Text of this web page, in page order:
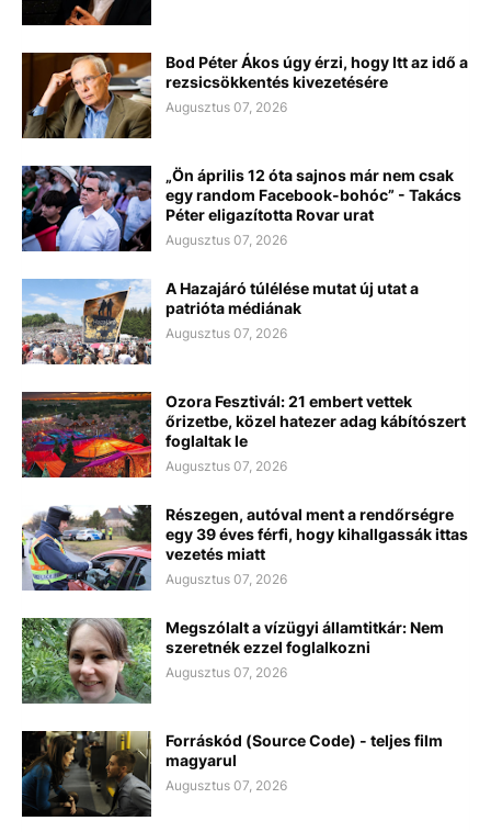
Bod Péter Ákos úgy érzi, hogy Itt az idő a
rezsicsökkentés kivezetésére
Augusztus 07, 2026
„Ön április 12 óta sajnos már nem csak
egy random Facebook-bohóc” - Takács
Péter eligazította Rovar urat
Augusztus 07, 2026
A Hazajáró túlélése mutat új utat a
patrióta médiának
Augusztus 07, 2026
Ozora Fesztivál: 21 embert vettek
őrizetbe, közel hatezer adag kábítószert
foglaltak le
Augusztus 07, 2026
Részegen, autóval ment a rendőrségre
egy 39 éves férfi, hogy kihallgassák ittas
vezetés miatt
Augusztus 07, 2026
Megszólalt a vízügyi államtitkár: Nem
szeretnék ezzel foglalkozni
Augusztus 07, 2026
Forráskód (Source Code) - teljes film
magyarul
Augusztus 07, 2026